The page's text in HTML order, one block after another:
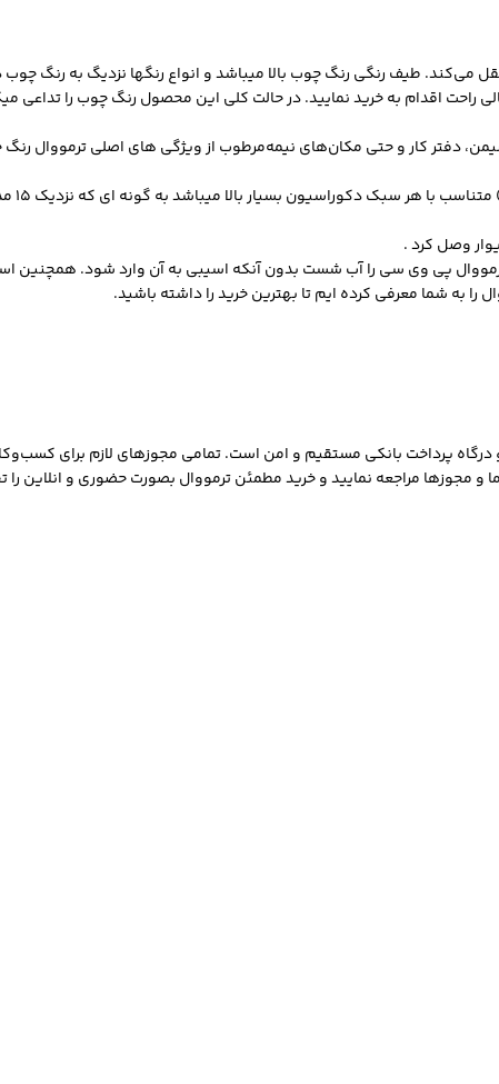
طیف رنگی رنگ چوب بالا میباشد و انواع رنگها نزدیگ به رنگ چوب
راحت اقدام به خرید نمایید. در حالت کلی این محصول رنگ چوب را
نشیمن، دفتر کار و حتی مکان‌های نیمه‌مرطوب از ویژگی های اصلی
از
وصل کرد .
پی وی سی را آب شست بدون آنکه اسیبی به آن وارد شود. همچنین
را به شما معرفی کرده ایم تا بهترین خرید را داشته باشید.
پرداخت بانکی مستقیم و امن است. تمامی مجوزهای لازم برای
مراجعه نمایید و خرید مطمئن ترمووال بصورت حضوری و انلاین را